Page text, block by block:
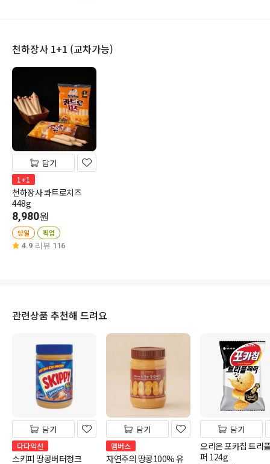
천하장사 1+1 (교차가능)
담기
1+1
천하장사 콰트로치즈
448g
8,980원
당일 픽업
4.9 리뷰 116
관련상품 추천해 드려요
담기
다다익선
스키피 땅콩버터청크
담기
멤버스
자연주의 땅콩100% 유
담기
오리온 포카칩 트리
퍼 124g